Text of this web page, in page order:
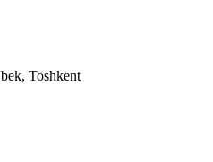
Toshkent